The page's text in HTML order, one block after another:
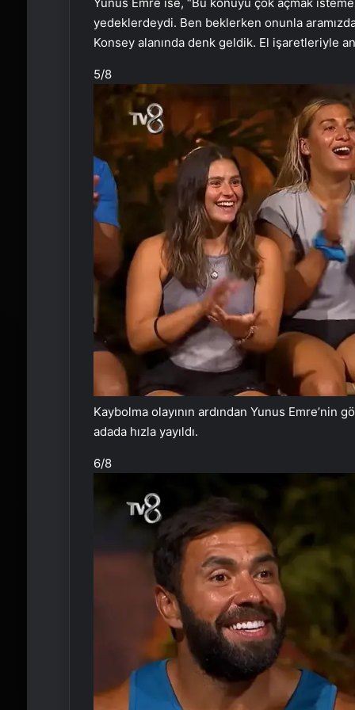
yedeklerdeydi. Ben beklerken onunla
Konsey alanında denk geldik. El işaretleriyle
5/8
Kaybolma olayının ardından Yunus Emre’nin
adada hızla yayıldı.
6/8